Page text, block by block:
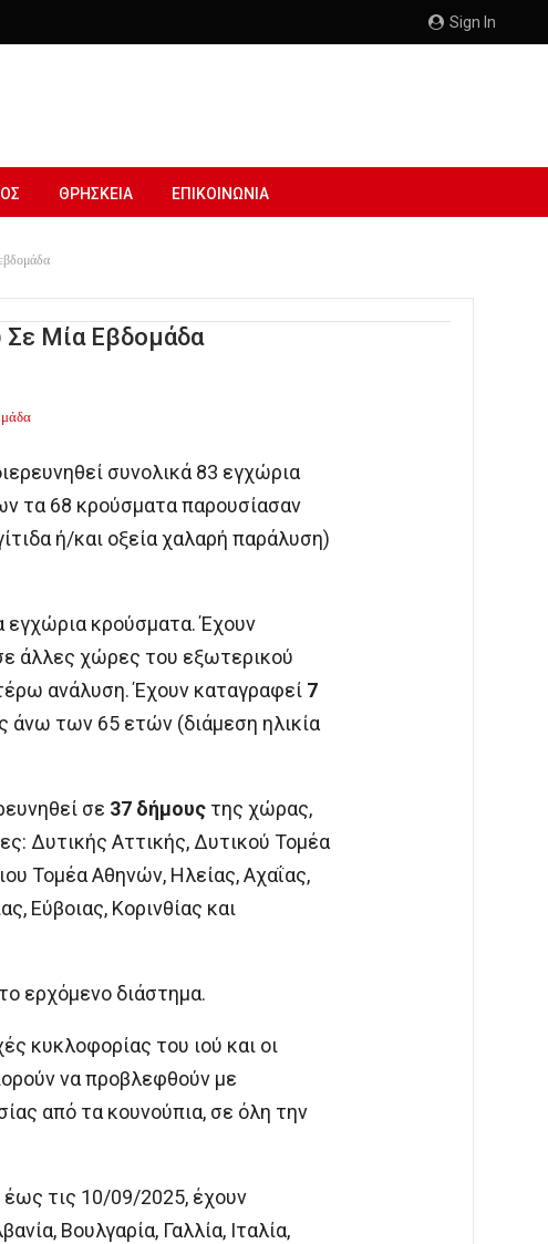
Sign In
ΘΡΗΣΚΕΙΑ ΕΠΙΚΟΙΝΩΝΙΑ
Σε Μία Εβδομάδα
συνολικά 83 εγχώρια
τα 68 κρούσματα παρουσίασαν
ή/και οξεία χαλαρή παράλυση)
κρούσματα. Έχουν
άλλες χώρες του εξωτερικού
ανάλυση. Έχουν καταγραφεί 7
άνω των 65 ετών (διάμεση ηλικία
σε 37 δήμουςτης χώρας,
Δυτικής Αττικής, Δυτικού Τομέα
Τομέα Αθηνών, Ηλείας, Αχαΐας,
Εύβοιας, Κορινθίας και
ερχόμενο διάστημα.
κυκλοφορίας του ιού και οι
να προβλεφθούν με
από τα κουνούπια, σε όλη την
τις 10/09/2025, έχουν
Βουλγαρία, Γαλλία, Ιταλία,